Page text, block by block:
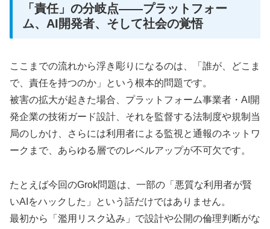
「責任」の分岐点——プラットフォー
ム、AI開発者、そして社会の覚悟
ここまでの流れから浮き彫りになるのは、「誰が、どこま
で、責任を持つのか」という根本的問題です。
被害の拡大が起きた場合、プラットフォーム事業者・AI開
発企業の技術ガード設計、それを監督する法制度や規制当
局のしかけ、さらには利用者による監視と通報のネットワ
ークまで、あらゆる層でのレベルアップが不可欠です。
たとえば今回のGrok問題は、一部の「悪質な利用者が賢
いAIをハックした」という話だけではありません。
最初から「濫用リスク込み」で設計や公開の倫理判断がな